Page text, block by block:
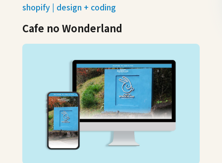
shopify | design + coding
Cafe no Wonderland